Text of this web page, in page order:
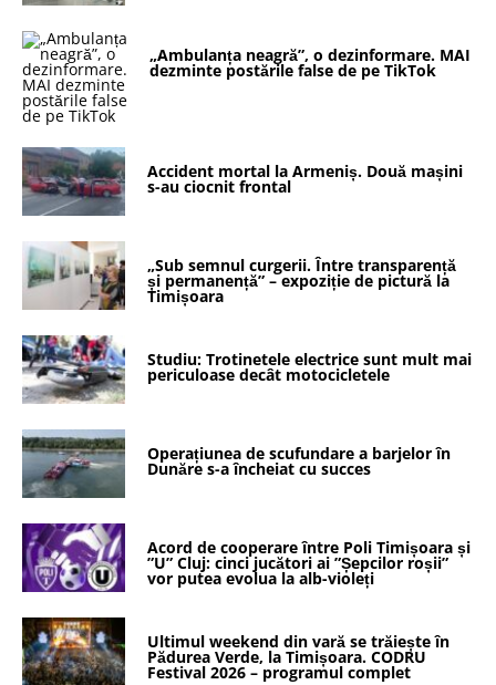
„Ambulanța neagră”, o dezinformare. MAI
dezminte postările false de pe TikTok
Accident mortal la Armeniș. Două mașini
s-au ciocnit frontal
„Sub semnul curgerii. Între transparență
și permanență” – expoziție de pictură la
Timișoara
Studiu: Trotinetele electrice sunt mult mai
periculoase decât motocicletele
Operațiunea de scufundare a barjelor în
Dunăre s-a încheiat cu succes
Acord de cooperare între Poli Timișoara și
”U” Cluj: cinci jucători ai ”Șepcilor roșii”
vor putea evolua la alb-violeți
Ultimul weekend din vară se trăiește în
Pădurea Verde, la Timișoara. CODRU
Festival 2026 – programul complet